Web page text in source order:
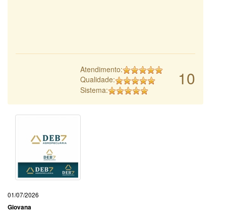
10
Atendimento:
Qualidade:
Sistema:
01/07/2026
Giovana